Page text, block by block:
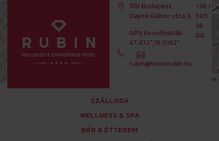
contributors
1118 Budapest,
Dayka Gábor utca 3.
GPS koordináták:
47.472°;19,0192°
+36 1
505
36
00
rubin@hotelrubin.hu
SZÁLLODA
WELLNESS & SPA
BÁR & ÉTTEREM